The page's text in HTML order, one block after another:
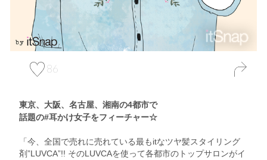
86
東京、大阪、名古屋、湘南の4都市で
話題の#耳かけ女子をフィーチャー☆
「今、全国で売れに売れている最もitなツヤ髪スタイリング
剤”LUVCA”!! そのLUVCAを使って各都市のトップサロンがイ